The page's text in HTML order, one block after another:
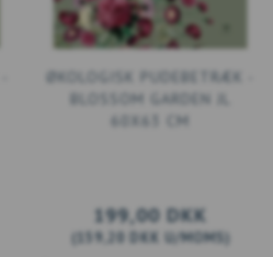
ØKOLOGISK PUDEBETRÆK -
BLOSSOM GARDEN JL
60X63 CM
199,00 DKK
( 159,20 DKK U/MOMS)